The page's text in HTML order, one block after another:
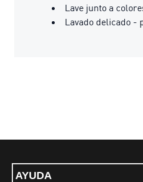
Lave junto a
Lavado delicado -
AYUDA